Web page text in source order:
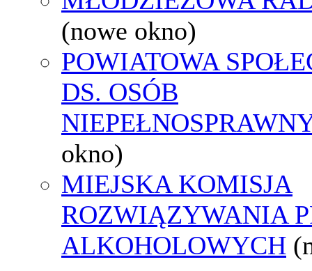
(nowe okno)
POWIATOWA
DS. OSÓB
okno)
MIEJSKA KOMISJA
ROZWIĄZYWANIA
ALKOHOLOWYCH